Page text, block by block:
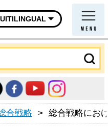
合戦略 > 総合戦略にお